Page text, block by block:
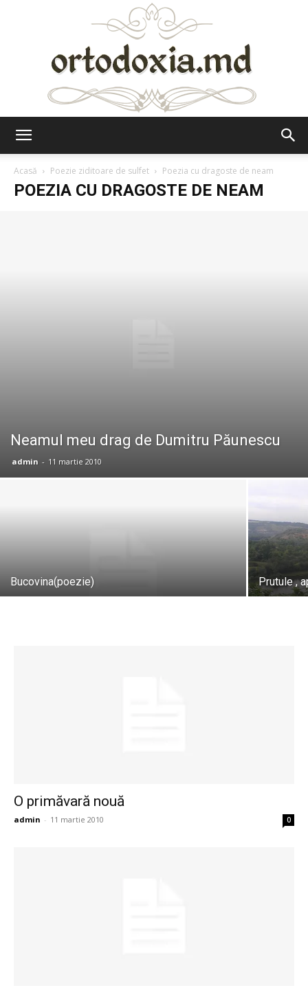
Acasă Poezie ziditoare de sulfet Poezia cu dragoste de neam
POEZIA CU DRAGOSTE DE NEAM
Neamul meu drag de Dumitru Păunescu
admin - 11 martie 2010
Bucovina(poezie) Prutule ,
O primăvară nouă
admin - 11 martie 2010 0